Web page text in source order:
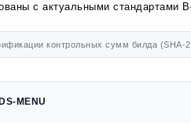
с актуальными стандартами
контрольных сумм билда (SHA-
MENU